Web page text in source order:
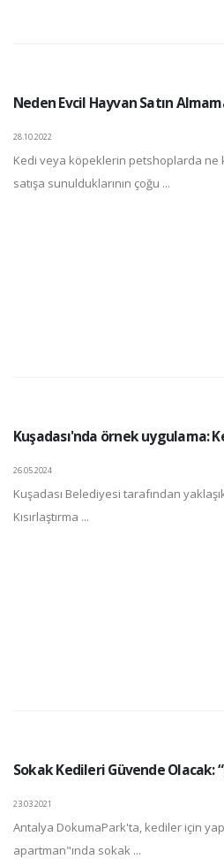
Neden Evcil Hayvan Satın
28.10.2022
Kedi veya köpeklerin petshoplarda ne
satışa sunulduklarının çoğu ...
Kuşadası'nda örnek uygulama:
26.05.2024
Kuşadası Belediyesi tarafından
Kısırlaştırma ...
Sokak Kedileri Güvende Olacak:
23.03.2021
Antalya DokumaPark'ta, kediler için
apartman"ında sokak ...